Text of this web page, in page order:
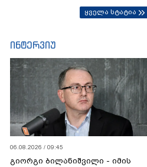
ყველა სტატია
ინტერვიუ
06.08.2026 / 09:45
გიორგი ბილანიშვილი - იმის